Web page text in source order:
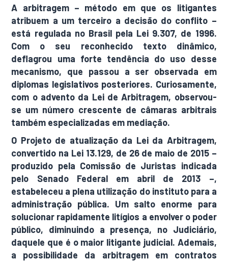
A arbitragem – método em que os litigantes
atribuem a um terceiro a decisão do conflito –
está regulada no Brasil pela Lei 9.307, de 1996.
Com o seu reconhecido texto dinâmico,
deflagrou uma forte tendência do uso desse
mecanismo, que passou a ser observada em
diplomas legislativos posteriores. Curiosamente,
com o advento da Lei de Arbitragem, observou-
se um número crescente de câmaras arbitrais
também especializadas em mediação.
O Projeto de atualização da Lei da Arbitragem,
convertido na Lei 13.129, de 26 de maio de 2015 –
produzido pela Comissão de Juristas indicada
pelo Senado Federal em abril de 2013 –,
estabeleceu a plena utilização do instituto para a
administração pública. Um salto enorme para
solucionar rapidamente litígios a envolver o poder
público, diminuindo a presença, no Judiciário,
daquele que é o maior litigante judicial. Ademais,
a possibilidade da arbitragem em contratos